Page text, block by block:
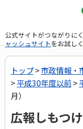
公式サイトがつながりに
ャッシュサイトをお試し
トップ>市政情報・
>平成30年度以前>
月）
広報しもつ